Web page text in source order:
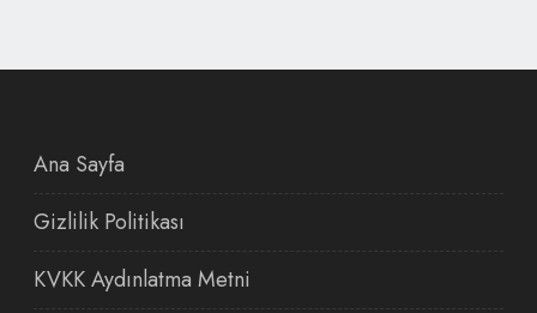
Ana Sayfa
Gizlilik Politikası
KVKK Aydınlatma Metni